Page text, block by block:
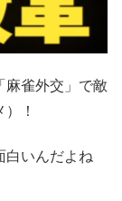
麻雀外交」で敵
！
白いんだよね